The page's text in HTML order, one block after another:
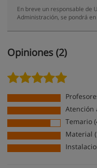
En breve un responsable de
Administración, se pondrá
Opiniones (2)
Atención
Temario
Material